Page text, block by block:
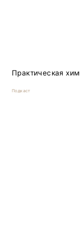
Практическая
Подкаст